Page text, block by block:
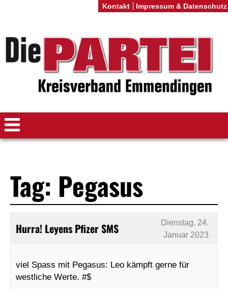
Tag: Pegasus
Hurra! Leyens Pfizer SMS
Dienstag, 24.
Januar 2023
viel Spass mit Pegasus: Leo kämpft gerne für
westliche Werte. #$
Kontakt Impressum & Datenschutz